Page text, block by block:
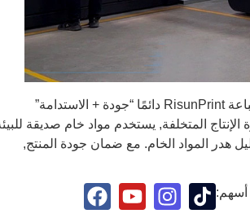
الاعتماد على التراكم العميق لصناعة الطباعة في قوانغدونغ, لقد اتخذت طباعة RisunPrint دائمًا “جودة + الاستدامة”
المتخلفة, يستخدم مواد خام صديقة
هدر المواد الخام. مع ضمان جودة المنتج,
أسهم: